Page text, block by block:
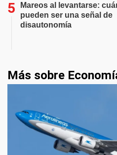
Mareos al levantarse:
pueden ser una señal de
disautonomía
Más sobre